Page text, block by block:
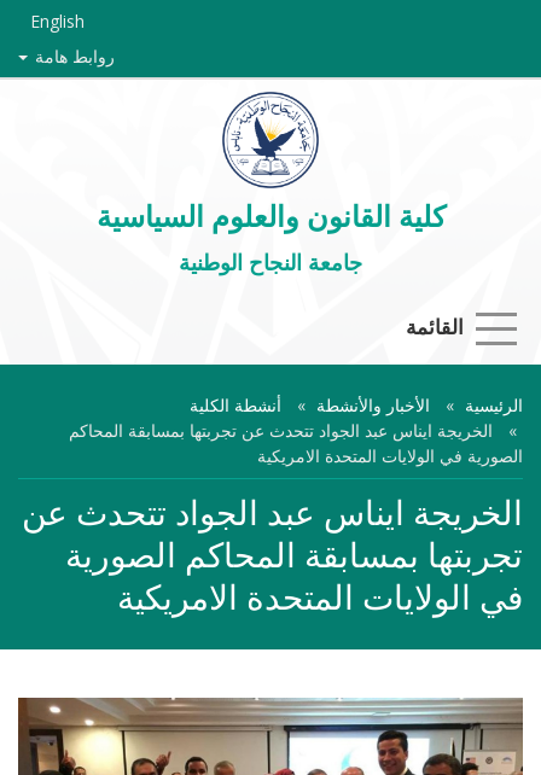
English
روابط هامة
كلية القانون والعلوم السياسية
جامعة النجاح الوطنية
القائمة
الرئيسية الأخبار والأنشطة
أنشطة الكلية
الخريجة ايناس عبد الجواد تتحدث عن تجربتها بمسابقة المحاكم
الصورية في الولايات المتحدة الامريكية
الخريجة ايناس عبد الجواد تتحدث عن
تجربتها بمسابقة المحاكم الصورية
في الولايات المتحدة الامريكية